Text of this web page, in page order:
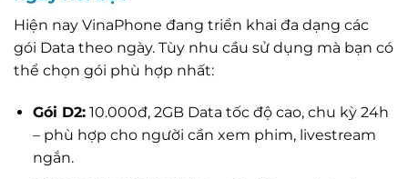
Hiện nay VinaPhone đang triển khai đa dạng các
gói Data theo ngày. Tùy nhu cầu sử dụng mà bạn có
thể chọn gói phù hợp nhất:
Gói D2:10.000đ, 2GB Data tốc độ cao, chu kỳ 24h
– phù hợp cho người cần xem phim, livestream
ngắn.